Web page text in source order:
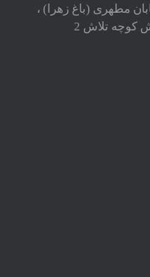
مطهری (باغ زهرا) ،
کوچه تلاش 2